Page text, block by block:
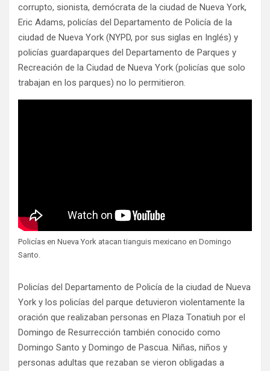
corrupto, sionista, demócrata de la ciudad de Nueva York,
Eric Adams, policías del Departamento de Policía de la
ciudad de Nueva York (NYPD, por sus siglas en Inglés) y
policías guardaparques del Departamento de Parques y
Recreación de la Ciudad de Nueva York (policías que solo
trabajan en los parques) no lo permitieron.
Policías en Nueva York atacan tianguis mexicano en Domingo
Santo.
Policías del Departamento de Policía de la ciudad de Nueva
York y los policías del parque detuvieron violentamente la
oración que realizaban personas en Plaza Tonatiuh por el
Domingo de Resurrección también conocido como
Domingo Santo y Domingo de Pascua. Niñas, niños y
personas adultas que rezaban se vieron obligadas a